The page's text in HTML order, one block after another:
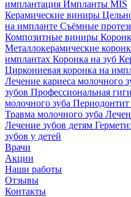
имплантация Импланты MIS
Керамические виниры
на импланте Съёмные
Композитные виниры
Металлокерамические
имплантах Коронка на зуб
Циркониевая коронка на
Лечение кариеса молочного
зубов Профессиональная
молочного зуба Периодонтит
Травма молочного зуба
Лечение зубов детям
зубов у детей
Врачи
Акции
Наши работы
Отзывы
Контакты